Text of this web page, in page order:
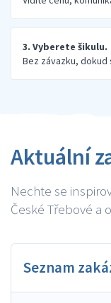
3. Vyberete šikulu.
Bez závazku,
Aktuální
Nechte se
České Třebové a
Seznam